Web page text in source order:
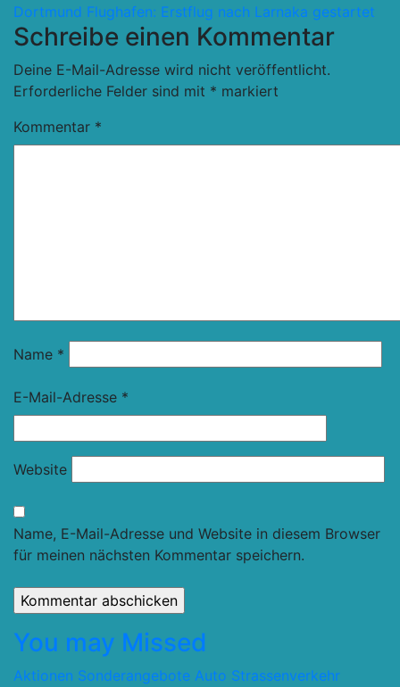
Dortmund Flughafen: Erstflug nach Larnaka gestartet
Schreibe einen Kommentar
Deine E-Mail-Adresse wird nicht veröffentlicht.
Erforderliche Felder sind mit * markiert
Kommentar *
Name *
E-Mail-Adresse *
Website
Name, E-Mail-Adresse und Website in diesem Browser
für meinen nächsten Kommentar speichern.
You may Missed
Aktionen Sonderangebote Auto Strassenverkehr